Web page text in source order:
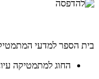
בית הספר למדעי
החוג למתמטיקה